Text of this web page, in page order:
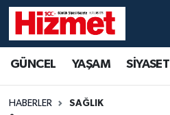
GÜNCEL YAŞAM SİYASET
HABERLER SAĞLIK
YAŞAM
Denizli Hava Durumu